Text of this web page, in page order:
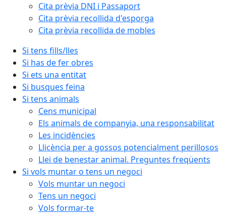
Cita prèvia DNI i Passaport
Cita prèvia recollida d'esporga
Cita prèvia recollida de mobles
Si tens fills/lles
Si has de fer obres
Si ets una entitat
Si busques feina
Si tens animals
Cens municipal
Els animals de companyia, una responsabilitat
Les incidències
Llicència per a gossos potencialment perillosos
Llei de benestar animal. Preguntes freqüents
Si vols muntar o tens un negoci
Vols muntar un negoci
Tens un negoci
Vols formar-te